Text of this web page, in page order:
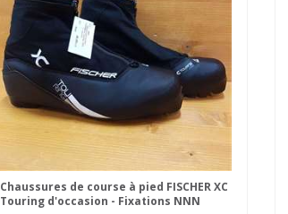
Chaussures de course à pied FISCHER XC
Touring d'occasion - Fixations NNN